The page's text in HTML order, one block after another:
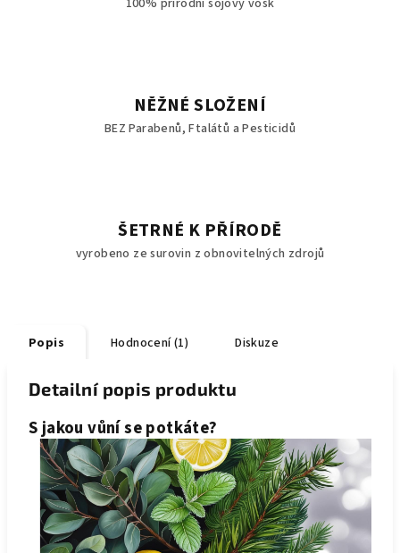
100% přírodní sójový vosk
NĚŽNÉ SLOŽENÍ
BEZ Parabenů, Ftalátů a Pesticidů
ŠETRNÉ K PŘÍRODĚ
vyrobeno ze surovin z obnovitelných zdrojů
Popis Hodnocení (1) Diskuze
Detailní popis produktu
S jakou vůní se potkáte?